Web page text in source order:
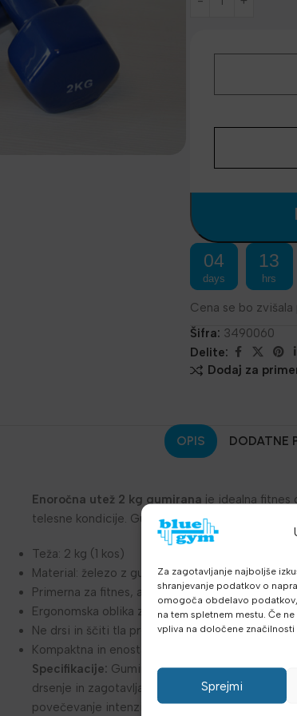
Za zagotavljanje najboljše
shranjevanje podatkov o
omogoča obdelavo
na tem spletnem mestu. Če
vpliva na določene značilnosti
Sprejmi
04
days
13
hrs
Cena se bo zvišala
Šifra: 3490060
Delite:
Dodaj za
OPIS DODATNE
Enoročna utež 2 kg gumirana je idealna fitnes
telesne kondicije. Gumirana površina zagotavlja
Teža: 2 kg (1 kos)
Material: železo z gumirano prevleko
Primerna za fitnes, aerobik, jogo in domačo
Ergonomska oblika za udoben prijem
Ne drsi in ščiti tla pred poškodbami
Kompaktna in enostavna za shranjevanje
Specifikacije: Gumirana enoročna utež 2 kg je
drsenje in zagotavlja varnost med vadbo. Na
povečevanje intenzivnosti treninga.